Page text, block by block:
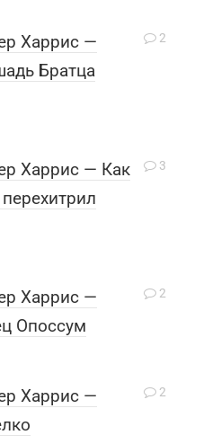
2
Харрис —
Братца
3
Харрис — Как
2
Харрис —
Опоссум
2
Харрис —